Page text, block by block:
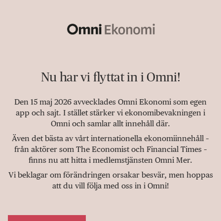
Nu har vi flyttat in i Omni!
Den 15 maj 2026 avvecklades Omni Ekonomi som egen
app och sajt. I stället stärker vi ekonomibevakningen i
Omni och samlar allt innehåll där.
Även det bästa av vårt internationella ekonomiinnehåll –
från aktörer som The Economist och Financial Times –
finns nu att hitta i medlemstjänsten Omni Mer.
Vi beklagar om förändringen orsakar besvär, men hoppas
att du vill följa med oss in i Omni!